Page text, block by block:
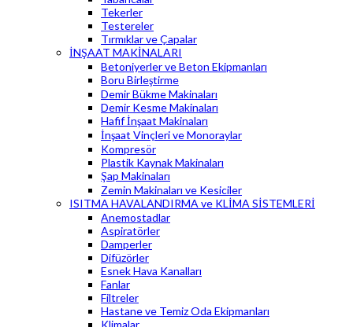
Tekerler
Testereler
Tırmıklar ve Çapalar
İNŞAAT MAKİNALARI
Betoniyerler ve Beton Ekipmanları
Boru Birleştirme
Demir Bükme Makinaları
Demir Kesme Makinaları
Hafif İnşaat Makinaları
İnşaat Vinçleri ve Monoraylar
Kompresör
Plastik Kaynak Makinaları
Şap Makinaları
Zemin Makinaları ve Kesiciler
ISITMA HAVALANDIRMA ve KLİMA SİSTEMLERİ
Anemostadlar
Aspiratörler
Damperler
Difüzörler
Esnek Hava Kanalları
Fanlar
Filtreler
Hastane ve Temiz Oda Ekipmanları
Klimalar